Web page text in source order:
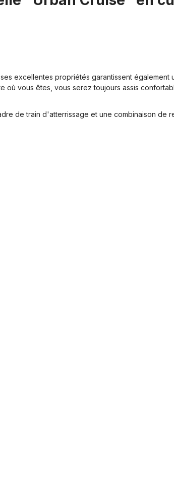
excellentes propriétés garantissent
où vous êtes, vous serez toujours assis
de train d'atterrissage et une combinaison